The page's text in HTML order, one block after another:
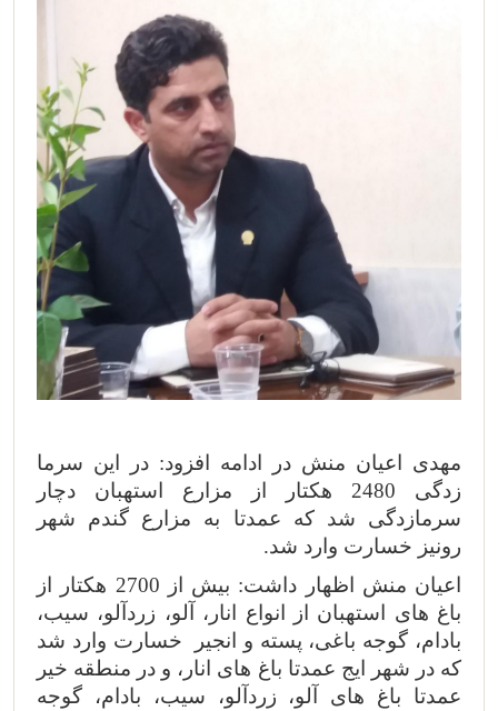
مهدی اعیان منش در ادامه افزود: در این سرما
زدگی 2480 هکتار از مزارع استهبان دچار
سرمازدگی شد که عمدتا به مزارع گندم شهر
رونیز خسارت وارد شد.
اعیان منش اظهار داشت: بیش از 2700 هکتار از
باغ های استهبان از انواع انار، آلو، زردآلو، سیب،
بادام، گوجه باغی، پسته و انجیر خسارت وارد شد
که در شهر ایج عمدتا باغ های انار، و در منطقه خیر
عمدتا باغ های آلو، زردآلو، سیب، بادام، گوجه